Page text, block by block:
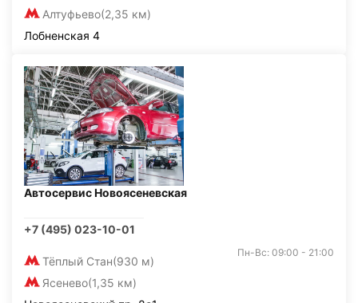
Алтуфьево(2,35 км)
Лобненская 4
Автосервис Новоясеневская
+7 (495) 023-10-01
Тёплый Стан(930 м)
Ясенево(1,35 км)
Пн-Вс: 09:00 - 21:00